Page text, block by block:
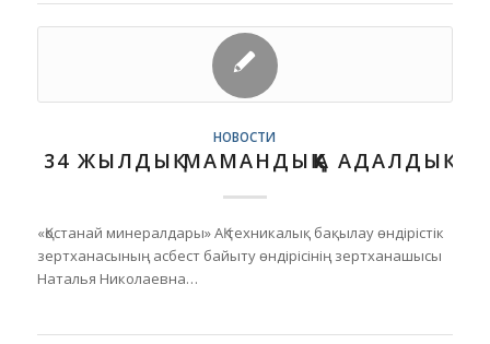
НОВОСТИ
34 ЖЫЛДЫҚ МАМАНДЫҚҚА АДАЛДЫҚ
«Қостанай минералдары» АҚ техникалық бақылау өндірістік
зертханасының асбест байыту өндірісінің зертханашысы
Наталья Николаевна…